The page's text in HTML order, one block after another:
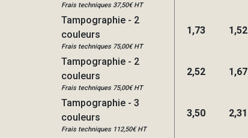
Frais techniques 37,50€ HT
Tampographie - 2
couleurs
Frais techniques 75,00€ HT
1,73 1,52
Tampographie - 2
couleurs
Frais techniques 75,00€ HT
2,52 1,67
Tampographie - 3
couleurs
Frais techniques 112,50€ HT
3,50 2,31